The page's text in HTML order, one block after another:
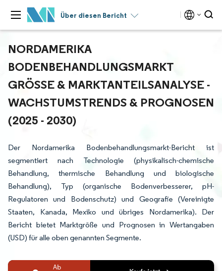
Über diesen Bericht
NORDAMERIKA
BODENBEHANDLUNGSMARKT
GRÖSSE & MARKTANTEILSANALYSE - W
ACHSTUMSTRENDS & PROGNOSEN (
2025 - 2030)
Der Nordamerika Bodenbehandlungsmarkt-Bericht ist
segmentiert nach Technologie (physikalisch-chemische
Behandlung, thermische Behandlung und biologische
Behandlung), Typ (organische Bodenverbesserer, pH-
Regulatoren und Bodenschutz) und Geografie (Vereinigte
Staaten, Kanada, Mexiko und übriges Nordamerika). Der
Bericht bietet Marktgröße und Prognosen in Wertangaben
(USD) für alle oben genannten Segmente.